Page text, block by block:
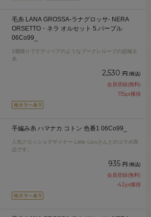
毛糸 LANA GROSSA-ラナグロッサ- NERA
ORSETTO・ネラ オルセット 5.パープル
06Co99_
3層織りでテディベアのようなブークレループの超極太
糸
2,530 円 (税込)
会員登録(無料)
115pt獲得
手編み糸 ハマナカ コトン 色番1 06Co99_
人気クロッシェデザイナー Little Lionさんとのコラボ商
品です。
935 円 (税込)
会員登録(無料)
42pt獲得